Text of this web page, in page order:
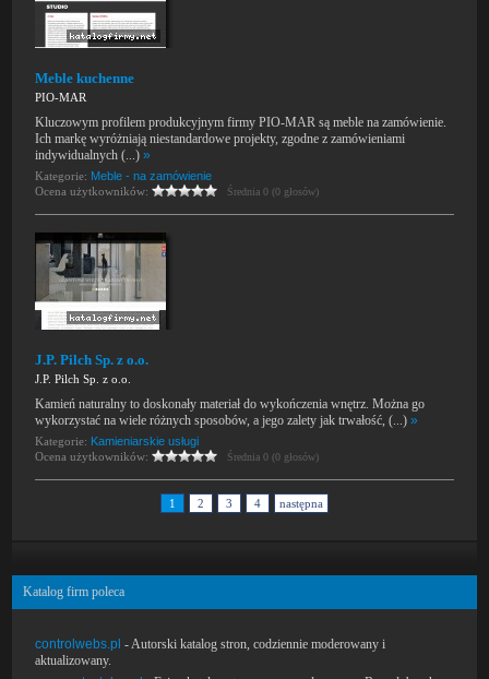
Meble kuchenne
PIO-MAR
Kluczowym profilem produkcyjnym firmy PIO-MAR są meble na zamówienie.
Ich markę wyróżniają niestandardowe projekty, zgodne z zamówieniami
indywidualnych (...)»
Kategorie: Meble - na zamówienie
Ocena użytkowników:
Średnia 0 (0 głosów)
J.P. Pilch Sp. z o.o.
J.P. Pilch Sp. z o.o.
Kamień naturalny to doskonały materiał do wykończenia wnętrz. Można go
wykorzystać na wiele różnych sposobów, a jego zalety jak trwałość, (...)»
Kategorie: Kamieniarskie usługi
Ocena użytkowników:
Średnia 0 (0 głosów)
1 2 3 4 następna
Katalog firm poleca
controlwebs.pl - Autorski katalog stron, codziennie moderowany i
aktualizowany.